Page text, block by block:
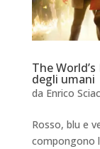
The
degli umani
da Enrico
Rosso, blu e
compongono